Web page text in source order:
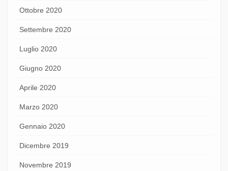
Ottobre 2020
Settembre 2020
Luglio 2020
Giugno 2020
Aprile 2020
Marzo 2020
Gennaio 2020
Dicembre 2019
Novembre 2019